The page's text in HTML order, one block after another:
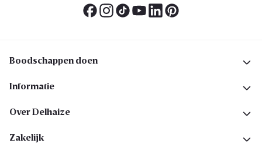
Boodschappen doen
Informatie
Over Delhaize
Zakelijk